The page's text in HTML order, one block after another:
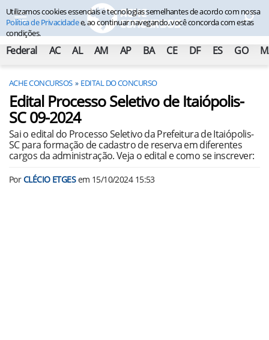
Federal AC AL AM AP BA CE DF ES GO
ACHE CONCURSOS EDITAL DO CONCURSO
Edital Processo Seletivo de Itaiópolis-
SC 09-2024
Sai o edital do Processo Seletivo da Prefeitura de Itaiópolis-
SC para formação de cadastro de reserva em diferentes
cargos da administração. Veja o edital e como se inscrever:
PorCLÉCIO ETGESem 15/10/2024 15:53
Utilizamos cookies essenciais e tecnologias semelhantes de acordo com nossa
Política de Privacidadee, ao continuar navegando, você concorda com estas
condições.